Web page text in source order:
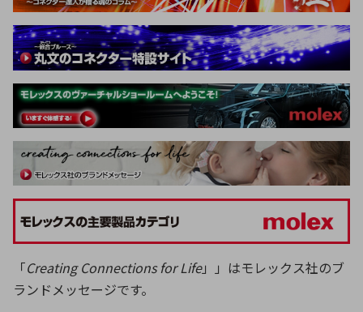
「Creating Connections for Life」」はモレックス社のブ
ランドメッセージです。